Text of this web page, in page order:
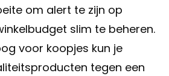
om alert te zijn op
slim te beheren.
voor koopjes kun je
tegen een